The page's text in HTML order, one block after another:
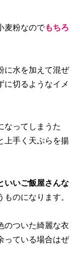
麦粉なのでもちろ
に水を加えて混ぜ
に切るようなイメ
なってしまうた
上手く天ぷらを揚
いいご飯屋さんな
ものになります。
のついた綺麗な衣
っている場合はぜ